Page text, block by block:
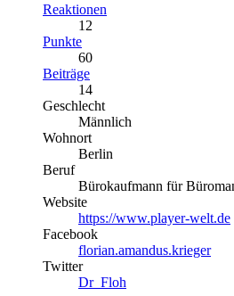
Reaktionen
12
Punkte
60
Beiträge
14
Geschlecht
Männlich
Wohnort
Berlin
Beruf
Bürokaufmann für
Website
https://www.player-welt.de
Facebook
florian.amandus.krieger
Twitter
Dr_Floh